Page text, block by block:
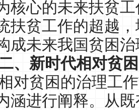
核心的未来扶贫
扶贫工作的超越
成未来我国贫困
、新时代相对贫
对贫困的治理工
涵进行阐释。从